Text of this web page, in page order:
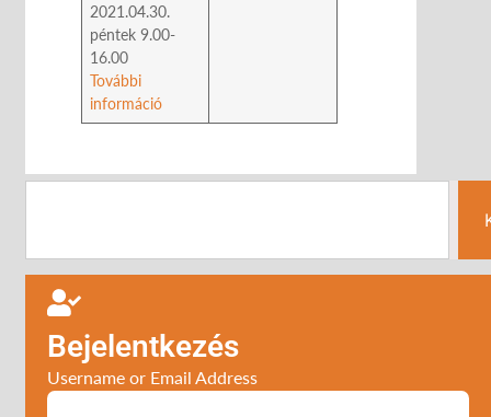
2021.04.30.
péntek 9.00-
16.00
További
információ
Bejelentkezés
Username or Email Address